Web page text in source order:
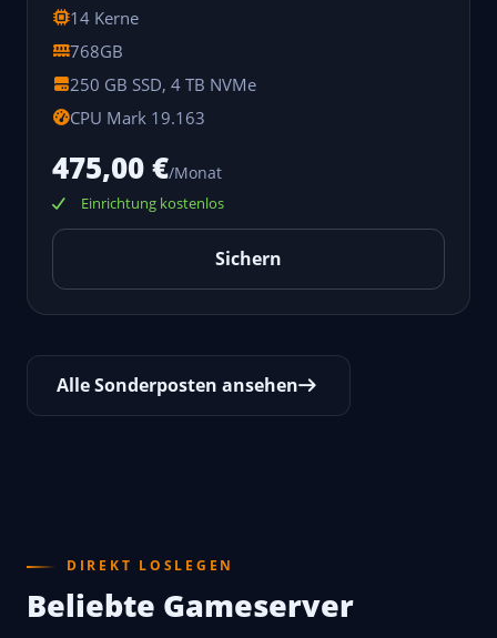
14 Kerne
768GB
250 GB SSD, 4 TB NVMe
CPU Mark 19.163
475,00 €/Monat
Einrichtung kostenlos
Sichern
Alle Sonderposten ansehen
DIREKT LOSLEGEN
Beliebte Gameserver